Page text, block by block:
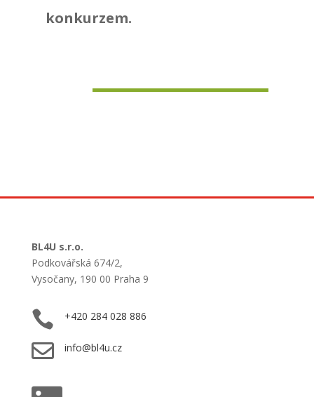
konkurzem.
BL4U s.r.o.
Podkovářská 674/2,
Vysočany, 190 00 Praha 9
 +420 284 028 886
 info@bl4u.cz